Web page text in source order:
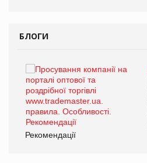
БЛОГИ
Рекомендації